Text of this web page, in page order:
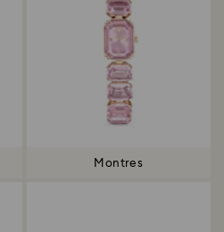
Montres